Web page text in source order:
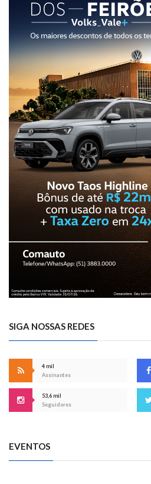
SIGA NOSSAS REDES
4 mil
Assinantes
53,6 mil
Seguidores
EVENTOS